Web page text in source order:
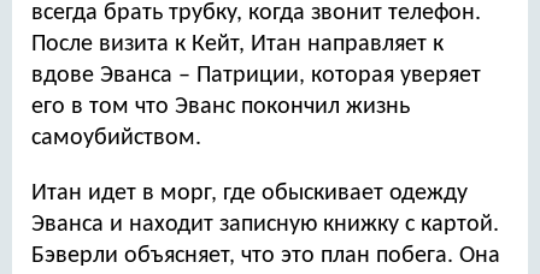
всегда брать трубку, когда звонит телефон.
После визита к Кейт, Итан направляет к
вдове Эванса – Патриции, которая уверяет
его в том что Эванс покончил жизнь
самоубийством.
Итан идет в морг, где обыскивает одежду
Эванса и находит записную книжку с картой.
Бэверли объясняет, что это план побега. Она